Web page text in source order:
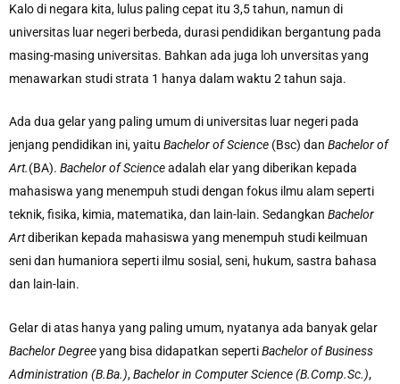
Kalo di negara kita, lulus paling cepat itu 3,5 tahun, namun di
universitas luar negeri berbeda, durasi pendidikan bergantung pada
masing-masing universitas. Bahkan ada juga loh unversitas yang
menawarkan studi strata 1 hanya dalam waktu 2 tahun saja.
Ada dua gelar yang paling umum di universitas luar negeri pada
jenjang pendidikan ini, yaitu Bachelor of Science (Bsc) dan Bachelor of
Art.(BA). Bachelor of Scienceadalah elar yang diberikan kepada
mahasiswa yang menempuh studi dengan fokus ilmu alam seperti
teknik, fisika, kimia, matematika, dan lain-lain. Sedangkan Bachelor
Artdiberikan kepada mahasiswa yang menempuh studi keilmuan
seni dan humaniora seperti ilmu sosial, seni, hukum, sastra bahasa
dan lain-lain.
Gelar di atas hanya yang paling umum, nyatanya ada banyak gelar
Bachelor Degreeyang bisa didapatkan sepertiBachelor of Business
Administration (B.Ba.),Bachelor in Computer Science (B.Comp.Sc.),